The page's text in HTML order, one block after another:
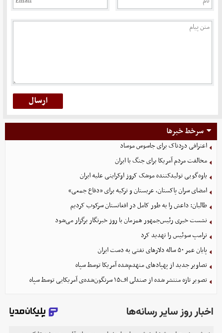
سرخط خبرها
اعترافی دردناک برای جاسوس موساد
مخالفت مردم آمریکا برای جنگ با ایران
یاوه‌گویی تولیدکننده موشک کروز اوکراینی علیه ایران
امضای سران پاکستان، عربستان و ترکیه برای «دفاع جمعی»
طالبان: داعش را به طور کامل در افغانستان سرکوب کردیم
نشست خبری رئیس‌جمهور همزمان با روز خبرنگار برگزار می‌شود
ترامپ سوئیس را تهدید کرد
پایان عمر ۵۰ ساله دلارهای نفتی به دست ایران
تصاویر جدید از پهپادهای منهدم‌شده آمریکا توسط سپاه
تصویر تازه منتشر شده از صندلی اف۱۵ سرنگون‌شده‌ی آمریکایی توسط سپاه